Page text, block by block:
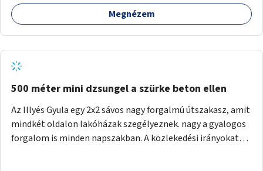
Megnézem
500 méter mini dzsungel a szürke beton ellen
Az Illyés Gyula egy 2x2 sávos nagy forgalmú útszakasz, amit
mindkét oldalon lakóházak szegélyeznek. nagy a gyalogos
forgalom is minden napszakban. A közlekedési irányokat